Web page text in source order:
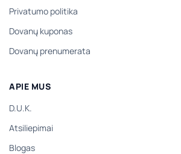
Privatumo politika
Dovanų kuponas
Dovanų prenumerata
APIE MUS
D.U.K.
Atsiliepimai
Blogas